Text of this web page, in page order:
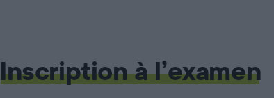
Inscription à l’examen